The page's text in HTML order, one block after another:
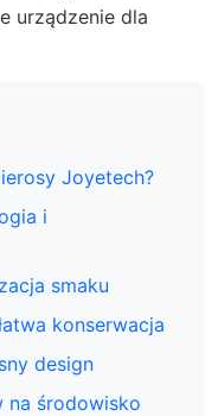
urządzenie dla
Joyetech?
i
smaku
konserwacja
design
na środowisko